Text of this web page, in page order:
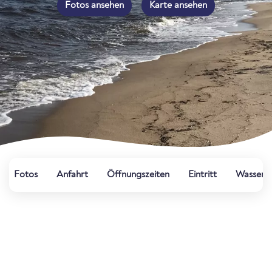
Fotos ansehen Karte ansehen
Fotos Anfahrt Öffnungszeiten Eintritt